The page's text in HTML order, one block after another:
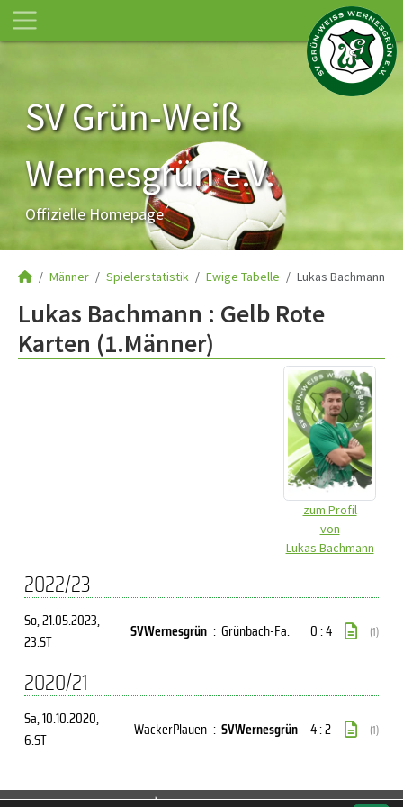
SV Grün-Weiß
Wernesgrün e.V.
Offizielle Homepage
Männer Spielerstatistik Ewige Tabelle Lukas Bachmann
Lukas Bachmann : Gelb Rote
Karten (1.Männer)
zum Profil
von
Lukas Bachmann
2022/23
So, 21.05.2023,
23.ST
SVWernesgrün : Grünbach-Fa. 0 : 4 (1)
2020/21
Sa, 10.10.2020,
6.ST
WackerPlauen : SVWernesgrün 4 : 2 (1)